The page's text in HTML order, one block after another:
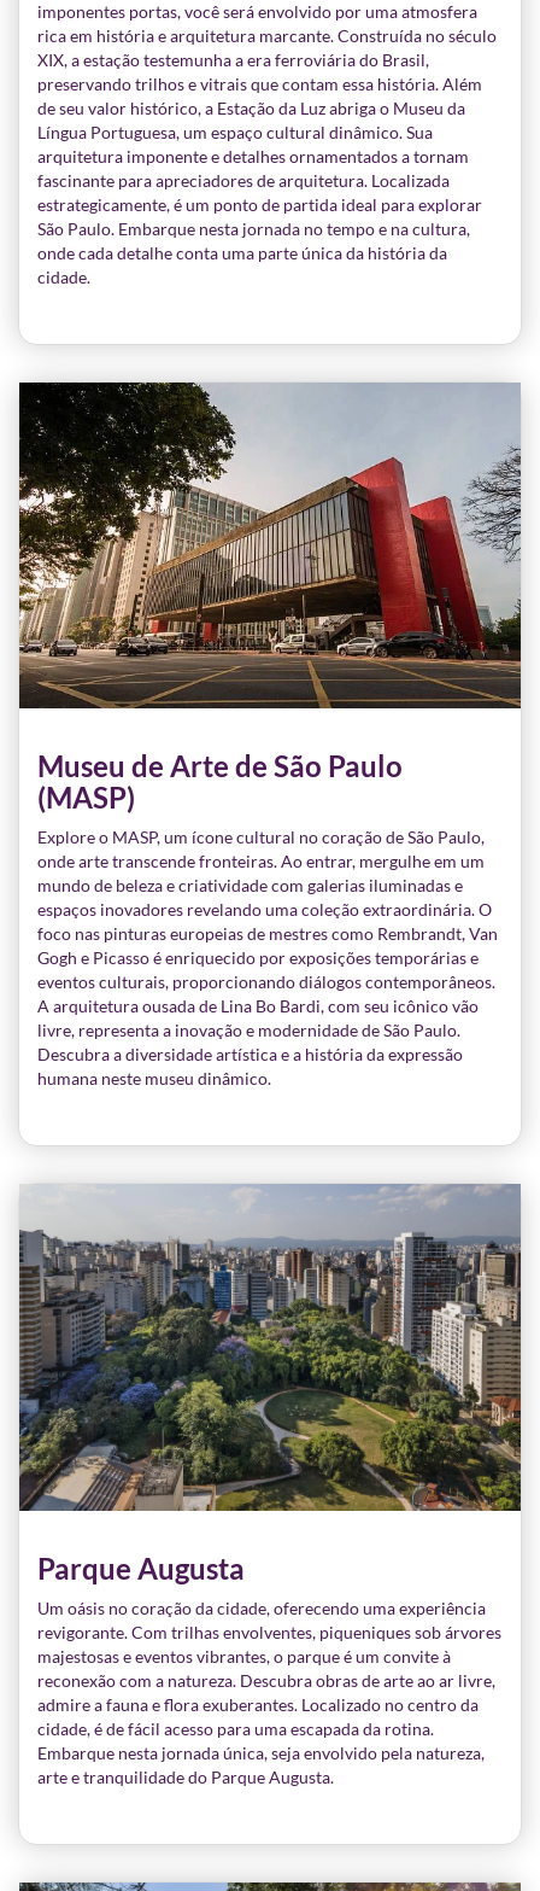
imponentes portas, você será envolvido por uma atmosfera
rica em história e arquitetura marcante. Construída no século
XIX, a estação testemunha a era ferroviária do Brasil,
preservando trilhos e vitrais que contam essa história. Além
de seu valor histórico, a Estação da Luz abriga o Museu da
Língua Portuguesa, um espaço cultural dinâmico. Sua
arquitetura imponente e detalhes ornamentados a tornam
fascinante para apreciadores de arquitetura. Localizada
estrategicamente, é um ponto de partida ideal para explorar
São Paulo. Embarque nesta jornada no tempo e na cultura,
onde cada detalhe conta uma parte única da história da
cidade.
Museu de Arte de São Paulo
(MASP)
Explore o MASP, um ícone cultural no coração de São Paulo,
onde arte transcende fronteiras. Ao entrar, mergulhe em um
mundo de beleza e criatividade com galerias iluminadas e
espaços inovadores revelando uma coleção extraordinária. O
foco nas pinturas europeias de mestres como Rembrandt, Van
Gogh e Picasso é enriquecido por exposições temporárias e
eventos culturais, proporcionando diálogos contemporâneos.
A arquitetura ousada de Lina Bo Bardi, com seu icônico vão
livre, representa a inovação e modernidade de São Paulo.
Descubra a diversidade artística e a história da expressão
humana neste museu dinâmico.
Parque Augusta
Um oásis no coração da cidade, oferecendo uma experiência
revigorante. Com trilhas envolventes, piqueniques sob árvores
majestosas e eventos vibrantes, o parque é um convite à
reconexão com a natureza. Descubra obras de arte ao ar livre,
admire a fauna e flora exuberantes. Localizado no centro da
cidade, é de fácil acesso para uma escapada da rotina.
Embarque nesta jornada única, seja envolvido pela natureza,
arte e tranquilidade do Parque Augusta.